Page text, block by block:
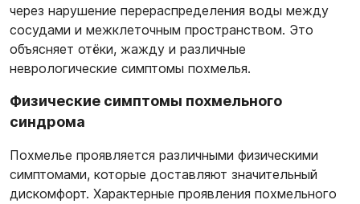
через нарушение перераспределения воды между
сосудами и межклеточным пространством. Это
объясняет отёки, жажду и различные
неврологические симптомы похмелья.
Физические симптомы похмельного
синдрома
Похмелье проявляется различными физическими
симптомами, которые доставляют значительный
дискомфорт. Характерные проявления похмельного